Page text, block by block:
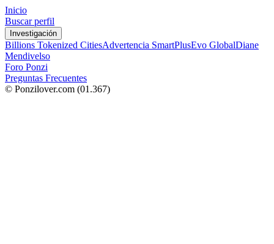
Inicio
Buscar perfil
Investigación
Billions Tokenized CitiesAdvertencia SmartPlusEvo GlobalDiane
Mendivelso
Foro Ponzi
Preguntas Frecuentes
© Ponzilover.com (01.367)